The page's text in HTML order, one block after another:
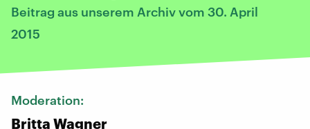
Beitrag aus unserem Archiv vom 30. April
2015
Moderation:
Britta Wagner